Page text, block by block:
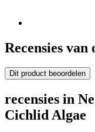
Recensies van
Dit product beoordelen
recensies in
Cichlid Algae